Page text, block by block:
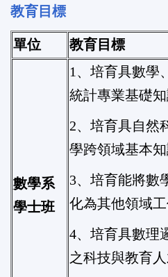
教育目標
單位 教育目標
數學系
學士班
1、培育具數學
統計專業基礎知
2、培育具自然
學跨領域基本知
3、培育能將數
化為其他領域工
4、培育具數理
之科技與教育人